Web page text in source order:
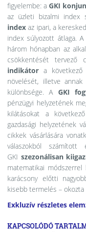
figyelembe: aGKI
az üzleti bizalmi index
index az ipari, a
index súlyozott átlaga. A
három hónapban az
csökkentését tervező
indikátor a
növelését, illetve
különbsége. A GKI
pénzügyi helyzetének
kilátásokat a
gazdasági helyzetének
cikkek vásárlására
válaszokból számított
GKI szezonálisan
matematikai
karácsony előtti
kisebb termelés –
Exkluzív részletes
KAPCSOLÓDÓ